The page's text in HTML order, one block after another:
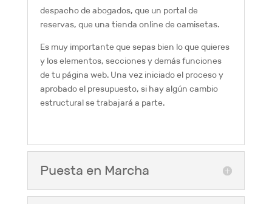
despacho de abogados, que un portal de
reservas, que una tienda online de camisetas.
Es muy importante que sepas bien lo que quieres
y los elementos, secciones y demás funciones
de tu página web. Una vez iniciado el proceso y
aprobado el presupuesto, si hay algún cambio
estructural se trabajará a parte.
Puesta en Marcha